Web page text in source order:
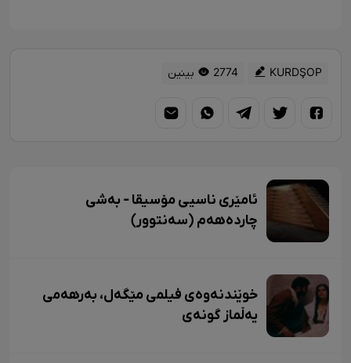
KURDŞOP 2774 بینین
ئامێری ناسیی مۆسیقا - بەشی
چاردەهەم (سەنتوور)
خوێندنەوەی فیلمی مێگەل، بەرهەمی
یەڵماز گونەی